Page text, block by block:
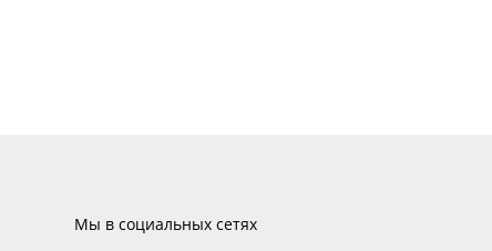
Мы в социальных сетях